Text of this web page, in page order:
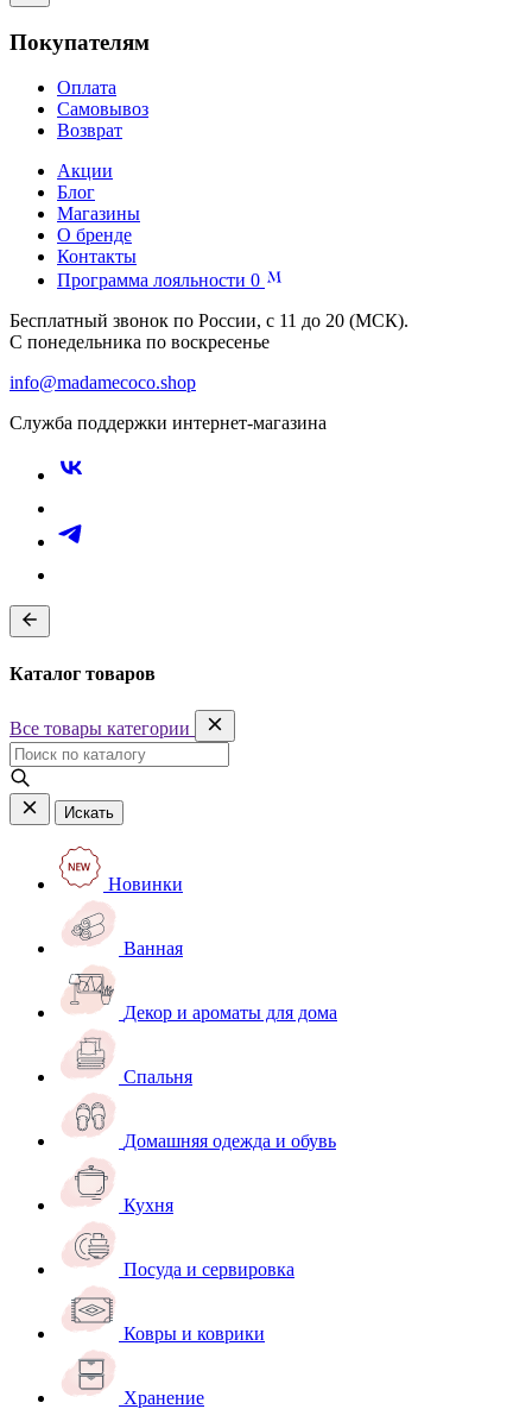
Покупателям
Оплата
Самовывоз
Возврат
Акции
Блог
Магазины
О бренде
Контакты
Программа лояльности 0
Бесплатный звонок по России, с 11 до 20 (МСК).
С понедельника по воскресенье
info@madamecoco.shop
Служба поддержки интернет-магазина
Каталог товаров
Все товары категории
Искать
Новинки
Ванная
Декор и ароматы для дома
Спальня
Домашняя одежда и обувь
Кухня
Посуда и сервировка
Ковры и коврики
Хранение